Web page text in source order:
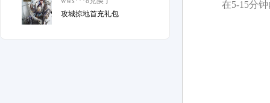
x14***71兑换了
攻城掠地首充礼包
在5-15分